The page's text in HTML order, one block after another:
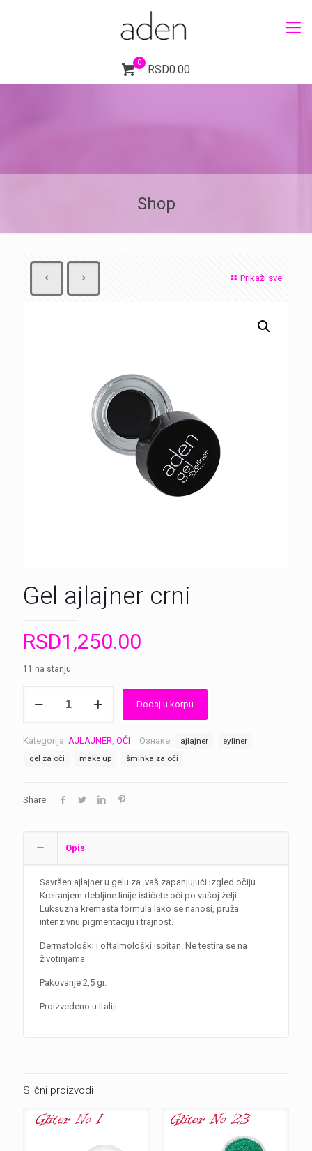
0
RSD0.00
Shop
Prikaži sve
Gel ajlajner crni
RSD1,250.00
11 na stanju
ajlajner
Dodaj u korpu
Kategorija: AJLAJNER, OČI Ознаке: ajlajner
eyliner
gel za oči
make up šminka za oči
Share
Opis
Savršen ajlajner u gelu za vaš zapanjujući izgled očiju.
Kreiranjem debljine linije ističete oči po vašoj želji.
Luksuzna kremasta formula lako se nanosi, pruža
intenzivnu pigmentaciju i trajnost.
Dermatološki i oftalmološki ispitan. Ne testira se na
životinjama
Pakovanje 2,5 gr.
Proizvedeno u Italiji
Slični proizvodi